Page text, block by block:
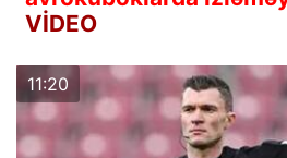
VİDEO
11:20